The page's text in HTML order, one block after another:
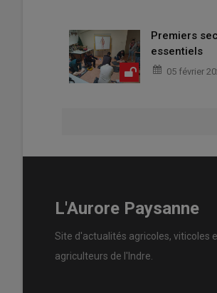
Premiers
essentiels
05 février
L'Aurore Paysanne
Site d'actualités agricoles, viticoles
agriculteurs de l'Indre.